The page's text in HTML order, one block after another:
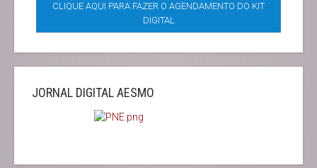
CLIQUE AQUI PARA FAZER O AGENDAMENTO DO KIT
DIGITAL
JORNAL DIGITAL AESMO